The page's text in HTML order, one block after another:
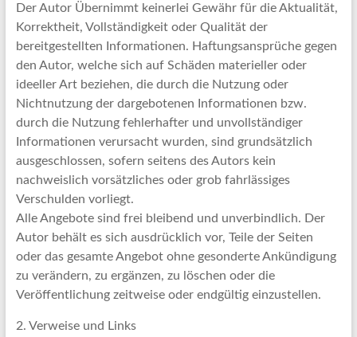
Der Autor Übernimmt keinerlei Gewähr für die Aktualität,
Korrektheit, Vollständigkeit oder Qualität der
bereitgestellten Informationen. Haftungsansprüche gegen
den Autor, welche sich auf Schäden materieller oder
ideeller Art beziehen, die durch die Nutzung oder
Nichtnutzung der dargebotenen Informationen bzw.
durch die Nutzung fehlerhafter und unvollständiger
Informationen verursacht wurden, sind grundsätzlich
ausgeschlossen, sofern seitens des Autors kein
nachweislich vorsätzliches oder grob fahrlässiges
Verschulden vorliegt.
Alle Angebote sind frei bleibend und unverbindlich. Der
Autor behält es sich ausdrücklich vor, Teile der Seiten
oder das gesamte Angebot ohne gesonderte Ankündigung
zu verändern, zu ergänzen, zu löschen oder die
Veröffentlichung zeitweise oder endgültig einzustellen.
2. Verweise und Links